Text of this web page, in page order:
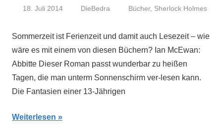
18. Juli 2014 DieBedra Bücher, Sherlock Holmes
Sommerzeit ist Ferienzeit und damit auch Lesezeit – wie
wäre es mit einem von diesen Büchern? Ian McEwan:
Abbitte Dieser Roman passt wunderbar zu heißen
Tagen, die man unterm Sonnenschirm ver-lesen kann.
Die Fantasien einer 13-Jährigen
Weiterlesen